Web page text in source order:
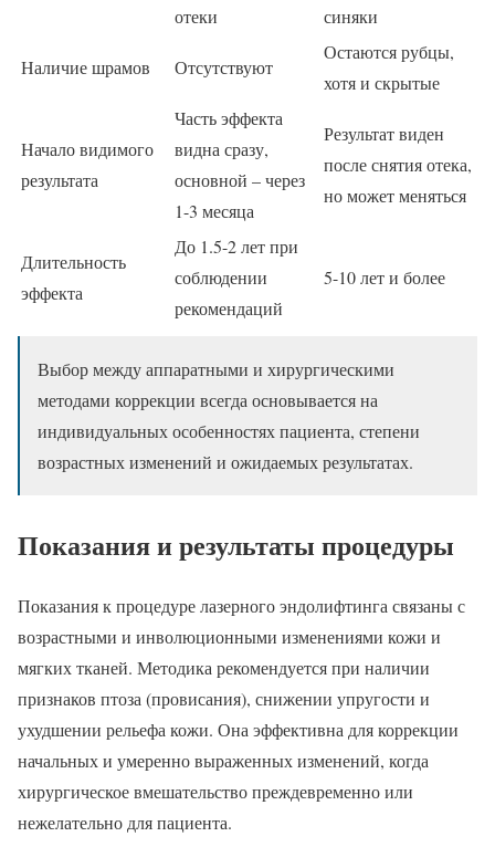
отеки
синяки
Наличие шрамов Отсутствуют
Остаются рубцы,
хотя и скрытые
Начало видимого
результата
Часть эффекта
видна сразу,
основной – через
1-3 месяца
Результат виден
после снятия отека,
но может меняться
Длительность
эффекта
До 1.5-2 лет при
соблюдении
рекомендаций
5-10 лет и более
Выбор между аппаратными и хирургическими
методами коррекции всегда основывается на
индивидуальных особенностях пациента, степени
возрастных изменений и ожидаемых результатах.
Показания и результаты процедуры
Показания к процедуре лазерного эндолифтинга связаны с
возрастными и инволюционными изменениями кожи и
мягких тканей. Методика рекомендуется при наличии
признаков птоза (провисания), снижении упругости и
ухудшении рельефа кожи. Она эффективна для коррекции
начальных и умеренно выраженных изменений, когда
хирургическое вмешательство преждевременно или
нежелательно для пациента.